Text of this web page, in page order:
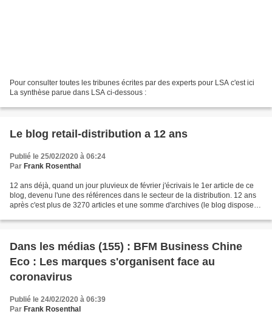
Pour consulter toutes les tribunes écrites par des experts pour LSA c'est ici
La synthèse parue dans LSA ci-dessous :
Le blog retail-distribution a 12 ans
Publié le 25/02/2020 à 06:24
Par Frank Rosenthal
12 ans déjà, quand un jour pluvieux de février j'écrivais le 1er article de ce
blog, devenu l'une des références dans le secteur de la distribution. 12 ans
après c'est plus de 3270 articles et une somme d'archives (le blog dispose
Dans les médias (155) : BFM Business Chine
Eco : Les marques s'organisent face au
coronavirus
Publié le 24/02/2020 à 06:39
Par Frank Rosenthal